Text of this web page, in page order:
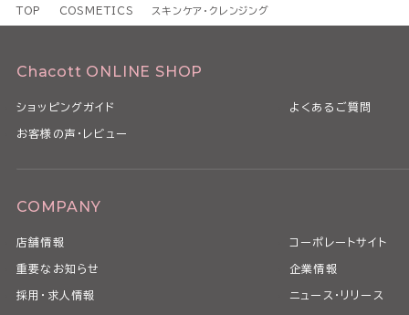
TOP COSMETICS スキンケア・クレンジング
Chacott ONLINE SHOP
ショッピングガイド よくあるご質問
お客様の声・レビュー
COMPANY
店舗情報 コーポレートサイト
重要なお知らせ 企業情報
採用・求人情報 ニュース・リリース